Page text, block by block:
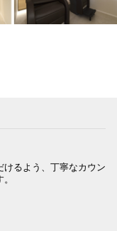
るよう、丁寧なカウン